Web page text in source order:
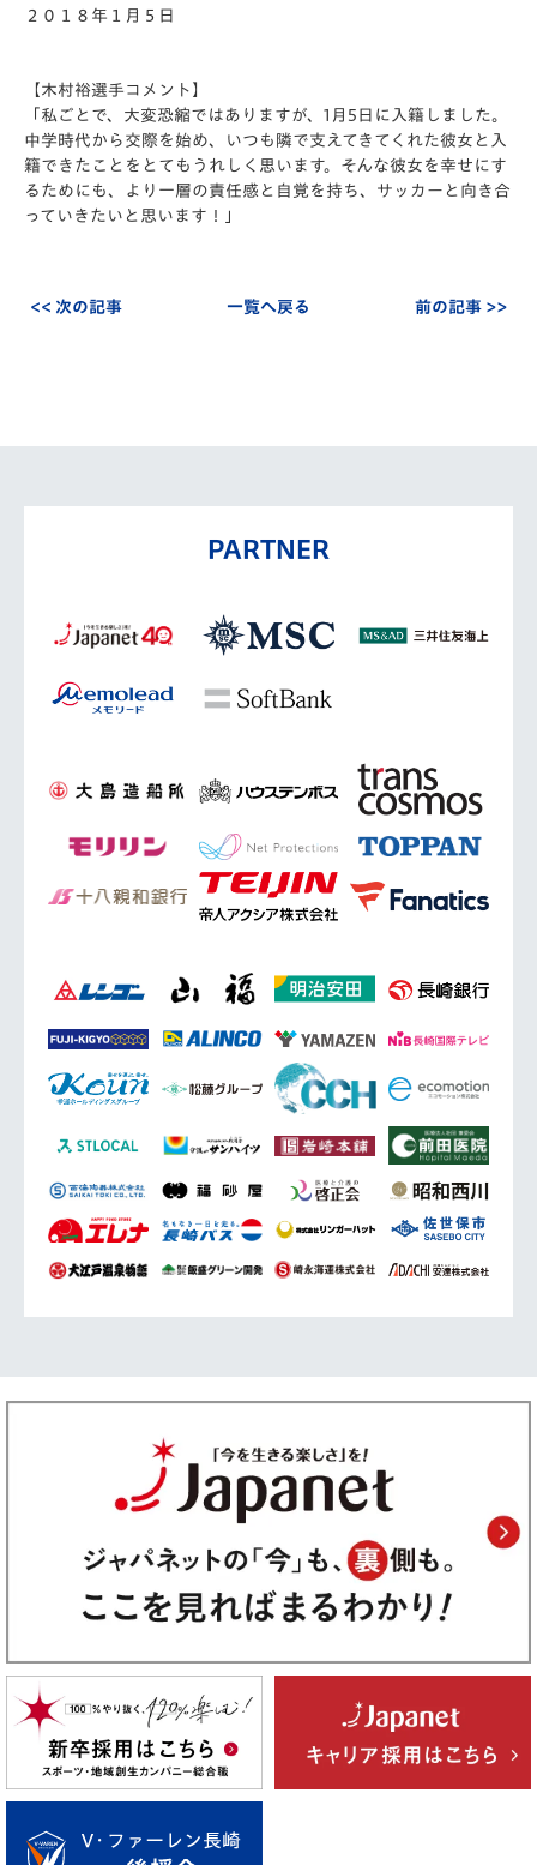
２０１８年１月５日
【木村裕選手コメント】
「私ごとで、大変恐縮ではありますが、1月5日に入籍しました。
中学時代から交際を始め、いつも隣で支えてきてくれた彼女と入
籍できたことをとてもうれしく思います。そんな彼女を幸せにす
るためにも、より一層の責任感と自覚を持ち、サッカーと向き合
っていきたいと思います！」
<< 次の記事 一覧へ戻る 前の記事 >>
PARTNER